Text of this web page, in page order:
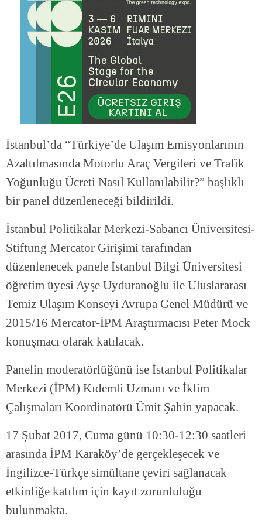
İstanbul’da “Türkiye’de Ulaşım Emisyonlarının
Azaltılmasında Motorlu Araç Vergileri ve Trafik
Yoğunluğu Ücreti Nasıl Kullanılabilir?” başlıklı
bir panel düzenleneceği bildirildi.
İstanbul Politikalar Merkezi-Sabancı Üniversitesi-
Stiftung Mercator Girişimi tarafından
düzenlenecek panele İstanbul Bilgi Üniversitesi
öğretim üyesi Ayşe Uyduranoğlu ile Uluslararası
Temiz Ulaşım Konseyi Avrupa Genel Müdürü ve
2015/16 Mercator-İPM Araştırmacısı Peter Mock
konuşmacı olarak katılacak.
Panelin moderatörlüğünü ise İstanbul Politikalar
Merkezi (İPM) Kıdemli Uzmanı ve İklim
Çalışmaları Koordinatörü Ümit Şahin yapacak.
17 Şubat 2017, Cuma günü 10:30-12:30 saatleri
arasında İPM Karaköy’de gerçekleşecek ve
İngilizce-Türkçe simültane çeviri sağlanacak
etkinliğe katılım için kayıt zorunluluğu
bulunmakta.